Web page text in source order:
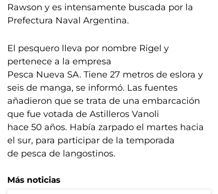
Rawson y es intensamente buscada por la
Prefectura Naval Argentina.
El pesquero lleva por nombre Rigel y
pertenece a la empresa
Pesca Nueva SA. Tiene 27 metros de eslora y
seis de manga, se informó. Las fuentes
añadieron que se trata de una embarcación
que fue votada de Astilleros Vanoli
hace 50 años. Había zarpado el martes hacia
el sur, para participar de la temporada
de pesca de langostinos.
Más noticias